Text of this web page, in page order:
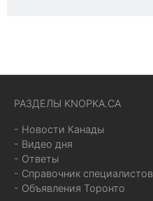
РАЗДЕЛЫ KNOPKA.CA
- Новости Канады
- Видео дня
- Ответы
- Справочник специалистов
- Объявления Торонто